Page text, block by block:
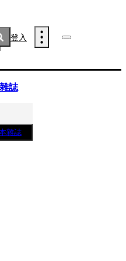
登入
誌
雜誌